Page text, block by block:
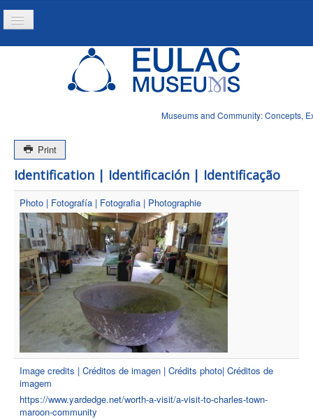
Museums and Community: Concepts,
Toggle
Navigation
Print
Identification | Identificación | Identificação
Photo | Fotografía | Fotografia | Photographie
Image credits | Créditos de imagen | Crédits photo| Créditos de
imagem
https://www.yardedge.net/worth-a-visit/a-visit-to-charles-town-
maroon-community